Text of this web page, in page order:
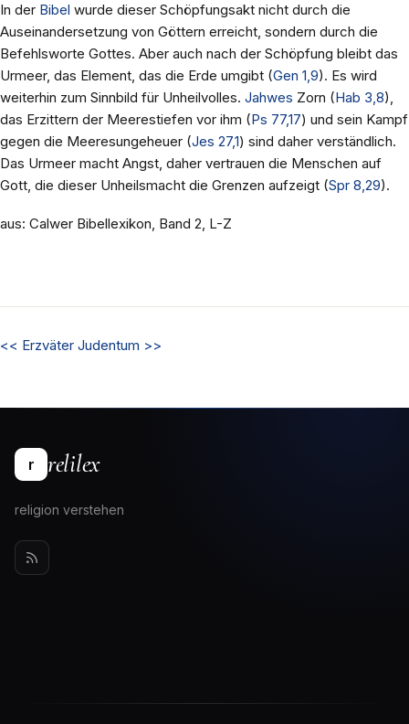
In der Bibel wurde dieser Schöpfungsakt nicht durch die
Auseinandersetzung von Göttern erreicht, sondern durch die
Befehlsworte Gottes. Aber auch nach der Schöpfung bleibt das
Urmeer, das Element, das die Erde umgibt (Gen 1,9). Es wird
weiterhin zum Sinnbild für Unheilvolles. Jahwes Zorn (Hab 3,8),
das Erzittern der Meerestiefen vor ihm (Ps 77,17) und sein Kampf
gegen die Meeresungeheuer (Jes 27,1) sind daher verständlich.
Das Urmeer macht Angst, daher vertrauen die Menschen auf
Gott, die dieser Unheilsmacht die Grenzen aufzeigt (Spr 8,29).
aus: Calwer Bibellexikon, Band 2, L-Z
<< Erzväter Judentum >>
r relilex
religion verstehen